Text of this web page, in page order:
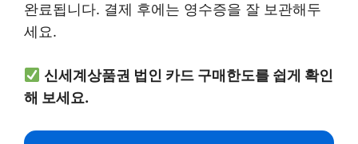
완료됩니다. 결제 후에는 영수증을 잘 보관해두
세요.
신세계상품권 법인 카드 구매한도를 쉽게 확인
해 보세요.